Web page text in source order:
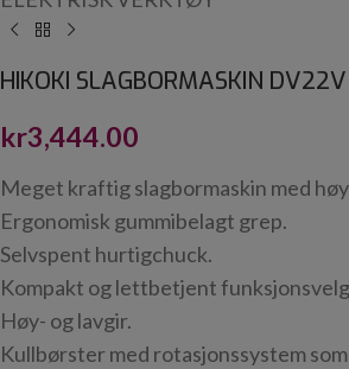
HIKOKI SLAGBORMASKIN
kr3,444.00
Meget kraftig slagbormaskin med
Ergonomisk gummibelagt grep.
Selvspent hurtigchuck.
Kompakt og lettbetjent
Høy- og lavgir.
Kullbørster med rotasjonssystem